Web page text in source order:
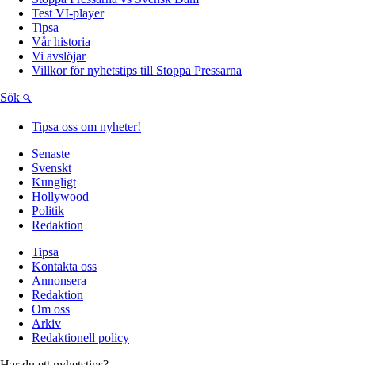
Test VI-player
Tipsa
Vår historia
Vi avslöjar
Villkor för nyhetstips till Stoppa Pressarna
Sök
Tipsa oss om nyheter!
Senaste
Svenskt
Kungligt
Hollywood
Politik
Redaktion
Tipsa
Kontakta oss
Annonsera
Redaktion
Om oss
Arkiv
Redaktionell policy